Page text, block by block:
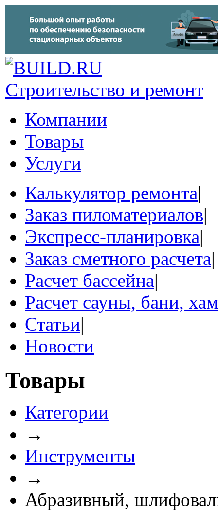
Строительство и ремонт
Компании
Товары
Услуги
Калькулятор ремонта|
Заказ пиломатериалов|
Экспресс-планировка|
Заказ сметного расчета|
Расчет бассейна|
Расчет сауны, бани,
Статьи|
Новости
Товары
Категории
→
Инструменты
→
Абразивный,